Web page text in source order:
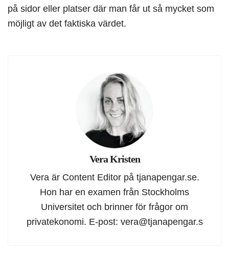
på sidor eller platser där man får ut så mycket som
möjligt av det faktiska värdet.
Vera Kristen
Vera är Content Editor på tjanapengar.se.
Hon har en examen från Stockholms
Universitet och brinner för frågor om
privatekonomi. E-post: vera@tjanapengar.s